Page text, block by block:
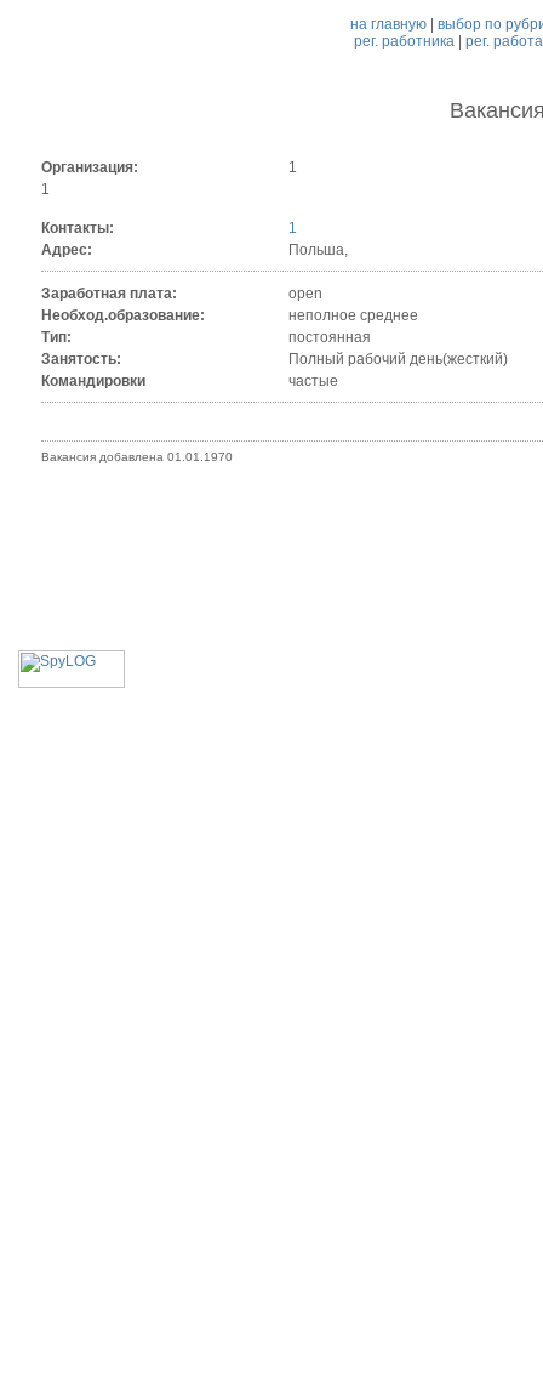
на главную |выбор по
рег. работника| рег.
Организация:
1
1
Контакты:
1
Адрес:
Польша,
Заработная плата:
open
Необход.образование:
неполное среднее
Тип:
постоянная
Занятость:
Полный рабочий день(жесткий)
Командировки
частые
Вакансия добавлена 01.01.1970